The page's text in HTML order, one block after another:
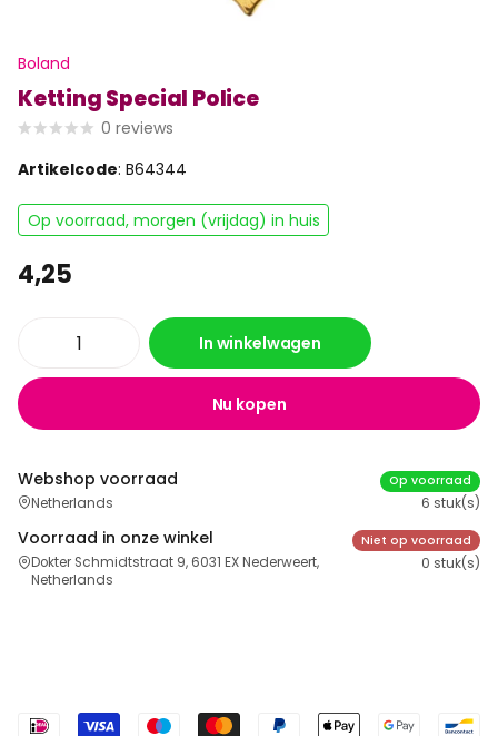
Boland
Ketting Special Police
0 reviews
Artikelcode: B64344
Op voorraad, morgen (vrijdag) in huis
4,25
In winkelwagen
Nu kopen
Webshop voorraad
Netherlands
Op voorraad
6 stuk(s)
Voorraad in onze winkel
Dokter Schmidtstraat 9, 6031 EX Nederweert,
Netherlands
Niet op voorraad
0 stuk(s)